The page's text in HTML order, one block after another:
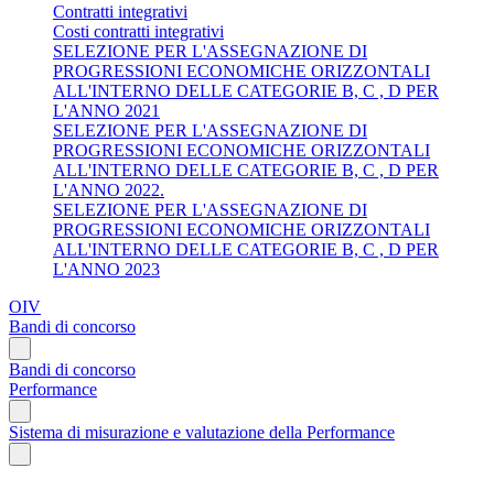
Contratti integrativi
Costi contratti integrativi
SELEZIONE PER L'ASSEGNAZIONE DI
PROGRESSIONI ECONOMICHE ORIZZONTALI
ALL'INTERNO DELLE CATEGORIE B, C , D PER
L'ANNO 2021
SELEZIONE PER L'ASSEGNAZIONE DI
PROGRESSIONI ECONOMICHE ORIZZONTALI
ALL'INTERNO DELLE CATEGORIE B, C , D PER
L'ANNO 2022.
SELEZIONE PER L'ASSEGNAZIONE DI
PROGRESSIONI ECONOMICHE ORIZZONTALI
ALL'INTERNO DELLE CATEGORIE B, C , D PER
L'ANNO 2023
OIV
Bandi di concorso
Bandi di concorso
Performance
Sistema di misurazione e valutazione della Performance